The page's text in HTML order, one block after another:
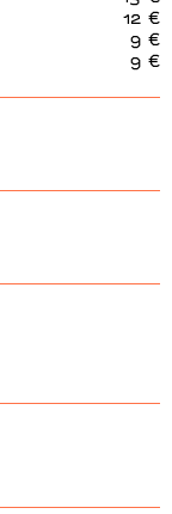
12 €
9 €
9 €